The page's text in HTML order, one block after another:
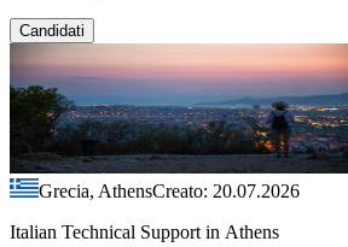
Candidati
Grecia, AthensCreato: 20.07.2026
Italian Technical Support in Athens